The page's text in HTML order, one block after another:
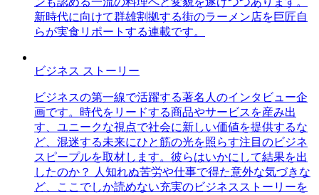
新時代に向けて群雄割拠する街のラーメン店を巨匠自
らが実食リポートする連載です。
ビジネス ストーリー
ビジネスの第一線で活躍する著名人のインタビュー企
画です。時代をリードする商品やサービスを産み出
す、ユニークな視点で社会に新しい価値を提供するな
ど、混迷する未来にひと筋の光を照らす注目のビジネ
スピープルを取材します。彼らはいかにして結果を出
したのか？ 人知れぬ苦労や仕事で得た意外な気づきな
ど、ここでしか読めない充実のビジネスストーリーを